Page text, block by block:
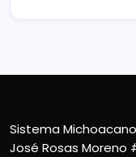
Sistema
José Rosas Moreno